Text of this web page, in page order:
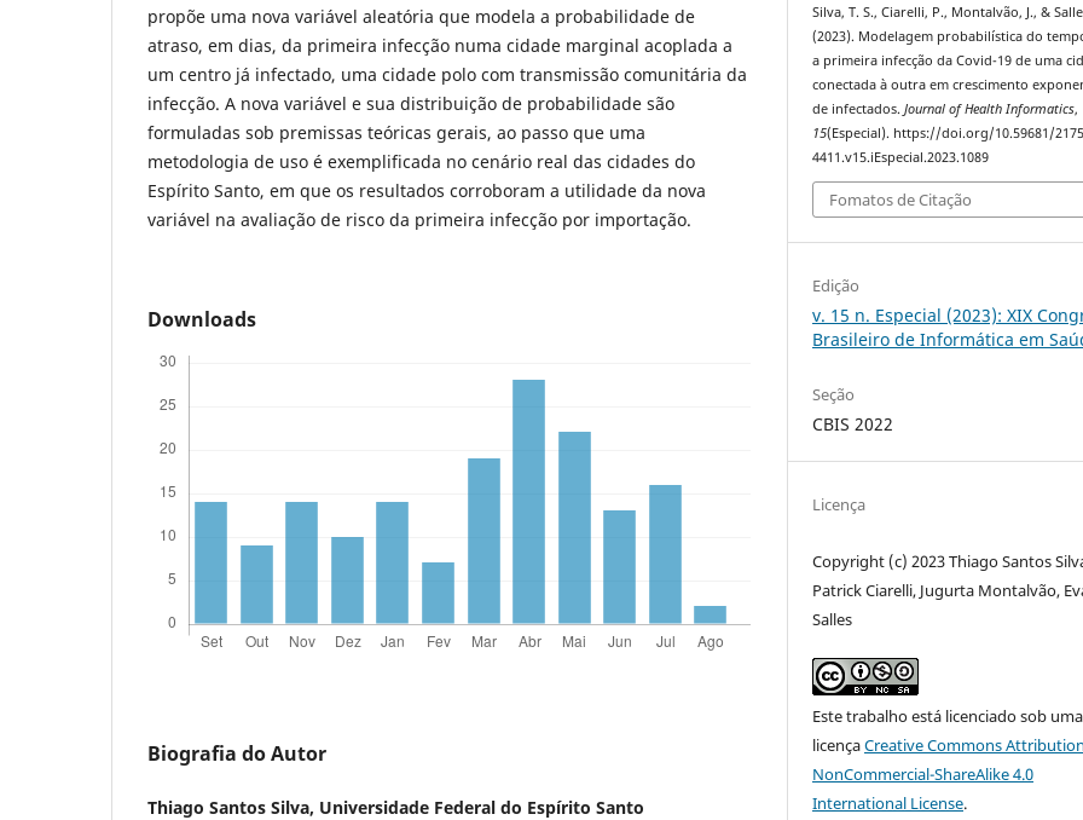
propõe uma nova variável aleatória que modela a probabilidade de
atraso, em dias, da primeira infecção numa cidade marginal acoplada a
um centro já infectado, uma cidade polo com transmissão comunitária da
infecção. A nova variável e sua distribuição de probabilidade são
formuladas sob premissas teóricas gerais, ao passo que uma
metodologia de uso é exemplificada no cenário real das cidades do
Espírito Santo, em que os resultados corroboram a utilidade da nova
variável na avaliação de risco da primeira infecção por importação.
Downloads
Biografia do Autor
Thiago Santos Silva, Universidade Federal do Espírito Santo
Silva, T. S., Ciarelli, P., Montalvão, J., &
(2023). Modelagem probabilística do
a primeira infecção da Covid-19 de uma
conectada à outra em crescimento
de infectados.Journal of Health Informatics,
15(Especial). https://doi.org/10.59681/
4411.v15.iEspecial.2023.1089
Fomatos de Citação
Edição
v. 15 n. Especial (2023): XIX
Brasileiro de Informática em
Seção
CBIS 2022
Licença
Copyright (c) 2023 Thiago Santos
Patrick Ciarelli, Jugurta Montalvão,
Salles
Este trabalho está licenciado sob uma
licençaCreative Commons
NonCommercial-ShareAlike 4.0
International License.